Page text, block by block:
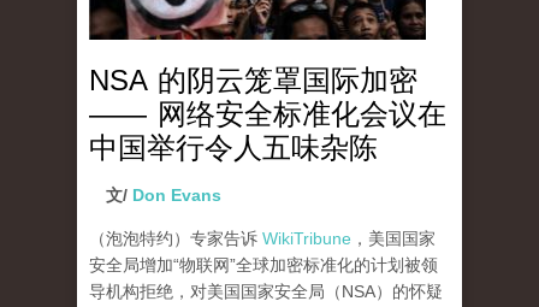
NSA 的阴云笼罩国际加密
—— 网络安全标准化会议在
中国举行令人五味杂陈
文/ Don Evans
（泡泡特约） 专家告诉 WikiTribune ，美国国家
安全局增加“物联网”全球加密标准化的计划被领
导机构拒绝， 对美国国家安全局（NSA）的怀疑